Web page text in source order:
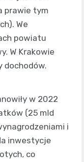
prawie tym
We
powiatu
W Krakowie
dochodów.
w 2022
(25 mld
i
inwestycje
co